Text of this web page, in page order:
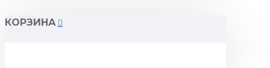
КОРЗИНА